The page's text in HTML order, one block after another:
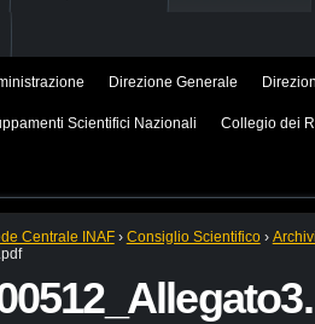
Direzione Generale
Scientifici Nazionali Collegio dei
Centrale INAF › Consiglio Scientifico ›